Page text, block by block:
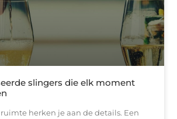
slingers die elk moment
herken je aan de details. Een